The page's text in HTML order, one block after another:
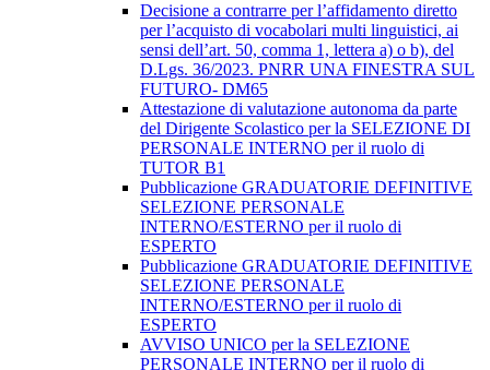
Decisione a contrarre per l’affidamento diretto
per l’acquisto di vocabolari multi linguistici, ai
sensi dell’art. 50, comma 1, lettera a) o b), del
D.Lgs. 36/2023. PNRR UNA FINESTRA SUL
FUTURO- DM65
Attestazione di valutazione autonoma da parte
del Dirigente Scolastico per la SELEZIONE DI
PERSONALE INTERNO per il ruolo di
TUTOR B1
Pubblicazione GRADUATORIE DEFINITIVE
SELEZIONE PERSONALE
INTERNO/ESTERNO per il ruolo di
ESPERTO
Pubblicazione GRADUATORIE DEFINITIVE
SELEZIONE PERSONALE
INTERNO/ESTERNO per il ruolo di
ESPERTO
AVVISO UNICO per la SELEZIONE
PERSONALE INTERNO per il ruolo di